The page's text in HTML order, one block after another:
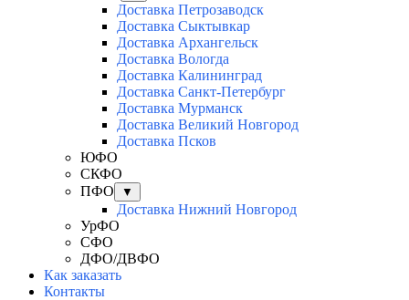
Доставка Петрозаводск
Доставка Сыктывкар
Доставка Архангельск
Доставка Вологда
Доставка Калининград
Доставка Санкт-Петербург
Доставка Мурманск
Доставка Великий Новгород
Доставка Псков
ЮФО
СКФО
ПФО
▼
Доставка Нижний Новгород
УрФО
СФО
ДФО/ДВФО
Как заказать
Контакты